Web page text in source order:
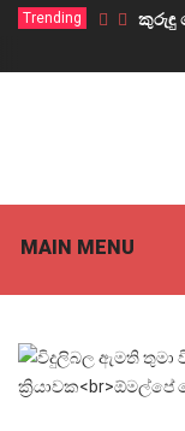
Trending කුරුඳු
MAIN MENU